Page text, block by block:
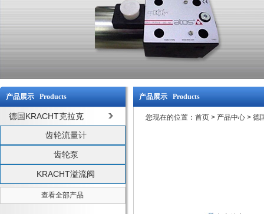
产品展示 Products
德国KRACHT克拉克
齿轮流量计
齿轮泵
KRACHT溢流阀
查看全部产品
产品展示 Products
您现在的位置： 首页 > 产品中心 > 德